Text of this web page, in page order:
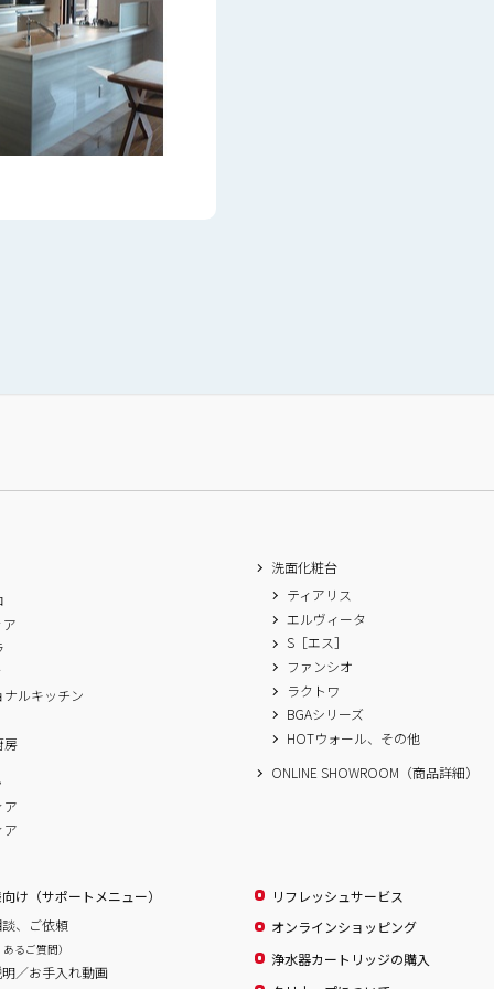
ナルキッチン
房
ア
ア
洗面化粧台
ティアリス
エルヴィータ
S［エス］
ファンシオ
ラクトワ
BGAシリーズ
HOTウォール、その他
ONLINE SHOWROOM（商品詳細）
け（サポートメニュー）
、ご依頼
るご質問）
／お手入れ動画
リフレッシュサービス
オンラインショッピング
浄水器カートリッジの購入